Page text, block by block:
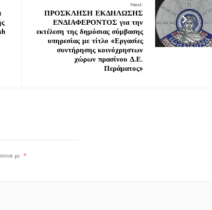
Next:
ΠΡΟΣΚΛΗΣΗ ΕΚΔΗΛΩΣΗΣ
ΕΝΔΙΑΦΕΡΟΝΤΟΣ για την
εκτέλεση της δημόσιας σύμβασης
υπηρεσίας με τίτλο «Εργασίες
συντήρησης κοινόχρηστων
χώρων πρασίνου Δ.Ε.
Περάματος»
με *